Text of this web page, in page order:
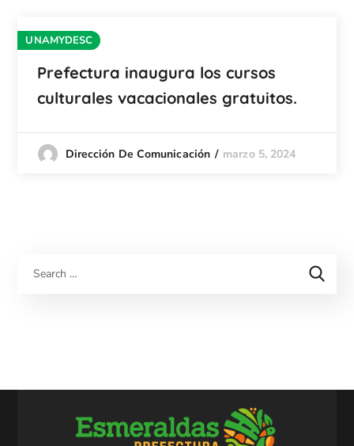
UNAMYDESC
Prefectura inaugura los cursos
culturales vacacionales gratuitos.
Dirección De Comunicación marzo 5, 2024